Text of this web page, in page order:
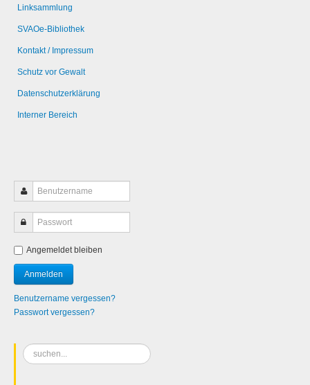
Linksammlung
SVAOe-Bibliothek
Kontakt / Impressum
Schutz vor Gewalt
Datenschutzerklärung
Interner Bereich
Angemeldet bleiben
Benutzername vergessen?
Passwort vergessen?
Suchen
...